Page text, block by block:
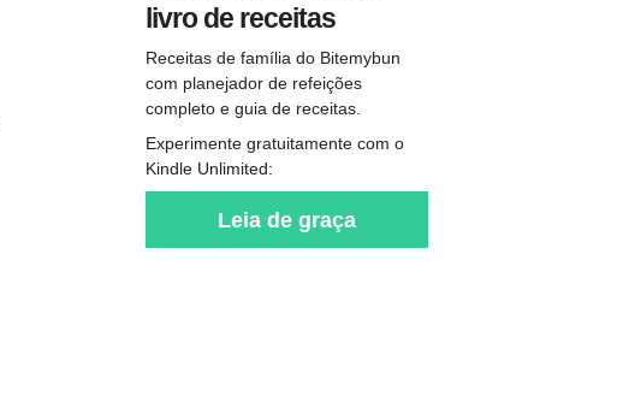
livro de receitas
Receitas de família do Bitemybun
com planejador de refeições
completo e guia de receitas.
Experimente gratuitamente com o
Kindle Unlimited:
Leia de graça